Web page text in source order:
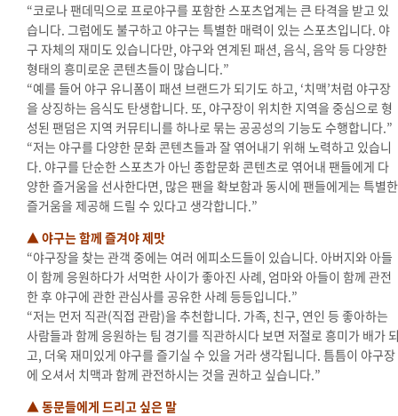
“코로나 팬데믹으로 프로야구를 포함한 스포츠업계는 큰 타격을 받고 있
습니다. 그럼에도 불구하고 야구는 특별한 매력이 있는 스포츠입니다. 야
구 자체의 재미도 있습니다만, 야구와 연계된 패션, 음식, 음악 등 다양한
형태의 흥미로운 콘텐츠들이 많습니다.”
“예를 들어 야구 유니폼이 패션 브랜드가 되기도 하고, ‘치맥’처럼 야구장
을 상징하는 음식도 탄생합니다. 또, 야구장이 위치한 지역을 중심으로 형
성된 팬덤은 지역 커뮤티니를 하나로 묶는 공공성의 기능도 수행합니다.”
“저는 야구를 다양한 문화 콘텐츠들과 잘 엮어내기 위해 노력하고 있습니
다. 야구를 단순한 스포츠가 아닌 종합문화 콘텐츠로 엮어내 팬들에게 다
양한 즐거움을 선사한다면, 많은 팬을 확보함과 동시에 팬들에게는 특별한
즐거움을 제공해 드릴 수 있다고 생각합니다.”
▲ 야구는 함께 즐겨야 제맛
“야구장을 찾는 관객 중에는 여러 에피소드들이 있습니다. 아버지와 아들
이 함께 응원하다가 서먹한 사이가 좋아진 사례, 엄마와 아들이 함께 관전
한 후 야구에 관한 관심사를 공유한 사례 등등입니다.”
“저는 먼저 직관(직접 관람)을 추천합니다. 가족, 친구, 연인 등 좋아하는
사람들과 함께 응원하는 팀 경기를 직관하시다 보면 저절로 흥미가 배가
고, 더욱 재미있게 야구를 즐기실 수 있을 거라 생각됩니다. 틈틈이 야구장
에 오셔서 치맥과 함께 관전하시는 것을 권하고 싶습니다.”
▲ 동문들에게 드리고 싶은 말